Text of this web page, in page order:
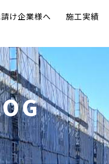
け企業様へ 施工実績